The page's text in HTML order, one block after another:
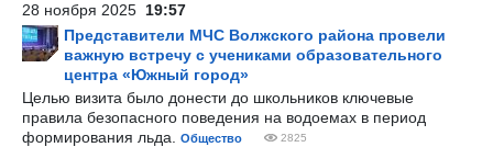
28 ноября 2025 19:57
Представители МЧС Волжского района провели
важную встречу с учениками образовательного
центра «Южный город»
Целью визита было донести до школьников ключевые
правила безопасного поведения на водоемах в период
формирования льда.
Общество 2825